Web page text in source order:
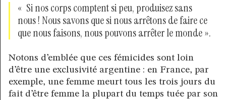
« Si nos corps comptent si peu, produisez sans
nous ! Nous savons que si nous arrêtons de faire ce
que nous faisons, nous pouvons arrêter le monde ».
Notons d’emblée que ces fémicides sont loin
d’être une exclusivité argentine : en France, par
exemple, une femme meurt tous les trois jours du
fait d’être femme la plupart du temps tuée par son